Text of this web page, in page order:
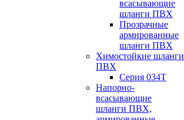
всасывающие
шланги ПВХ
Прозрачные
армированные
шланги ПВХ
Химостойкие шланги
ПВХ
Серия 034Т
Напорно-
всасывающие
шланги ПВХ,